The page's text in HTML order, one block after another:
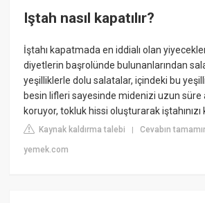
Iştah nasıl kapatılır?
İştahı kapatmada en iddialı olan
diyetlerin başrolünde bulunanlarından
yeşilliklerle dolu salatalar, içindeki bu
besin lifleri sayesinde midenizi uzun süre
koruyor, tokluk hissi oluşturarak iştahınızı
Kaynak kaldırma talebi |Cevabın
yemek.com